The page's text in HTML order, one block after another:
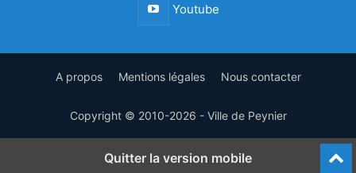
Youtube
A propos Mentions légales Nous contacter
Copyright © 2010-2026 - Ville de Peynier
Quitter la version mobile